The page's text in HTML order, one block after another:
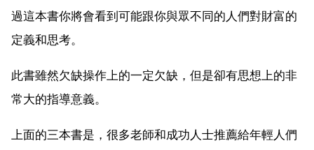
過這本書你將會看到可能跟你與眾不同的人們對財富的
定義和思考。
此書雖然欠缺操作上的一定欠缺，但是卻有思想上的非
常大的指導意義。
上面的三本書是，很多老師和成功人士推薦給年輕人們